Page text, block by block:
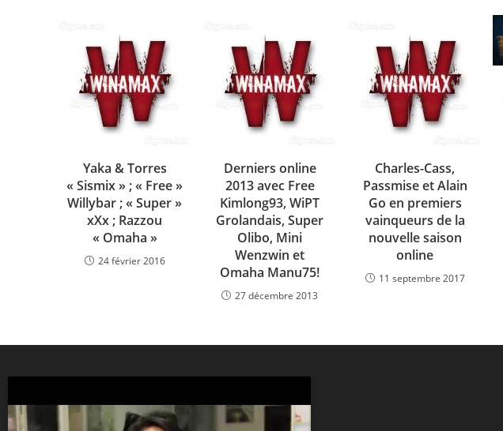
Yaka & Torres
« Sismix » ; « Free »
Willybar ; « Super »
xXx ; Razzou
« Omaha »
24 février 2016
Derniers online
2013 avec Free
Kimlong93, WiPT
Grolandais, Super
Olibo, Mini
Wenzwin et
Omaha Manu75!
27 décembre 2013
Charles-Cass,
Passmise et Alain
Go en premiers
vainqueurs de la
nouvelle saison
online
11 septembre 2017